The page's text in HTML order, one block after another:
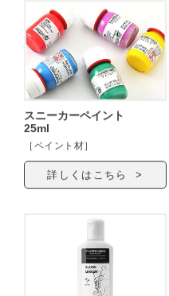
スニーカーペイント
25ml
［ペイント材］
詳しくはこちら >